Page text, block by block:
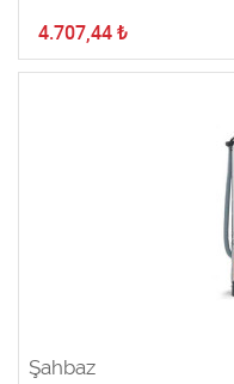
4.707,44 ₺
Şahbaz